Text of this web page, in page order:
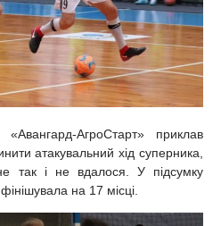
«Авангард-АгроСтарт» приклав
атакувальний хід суперника,
так і не вдалося. У підсумку
на 17 місці.